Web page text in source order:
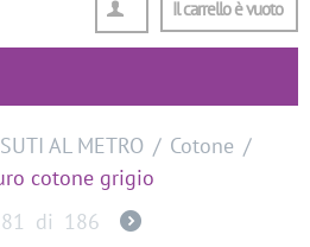
Il carrello è vuoto
AL METRO / Cotone /
cotone grigio
di 186